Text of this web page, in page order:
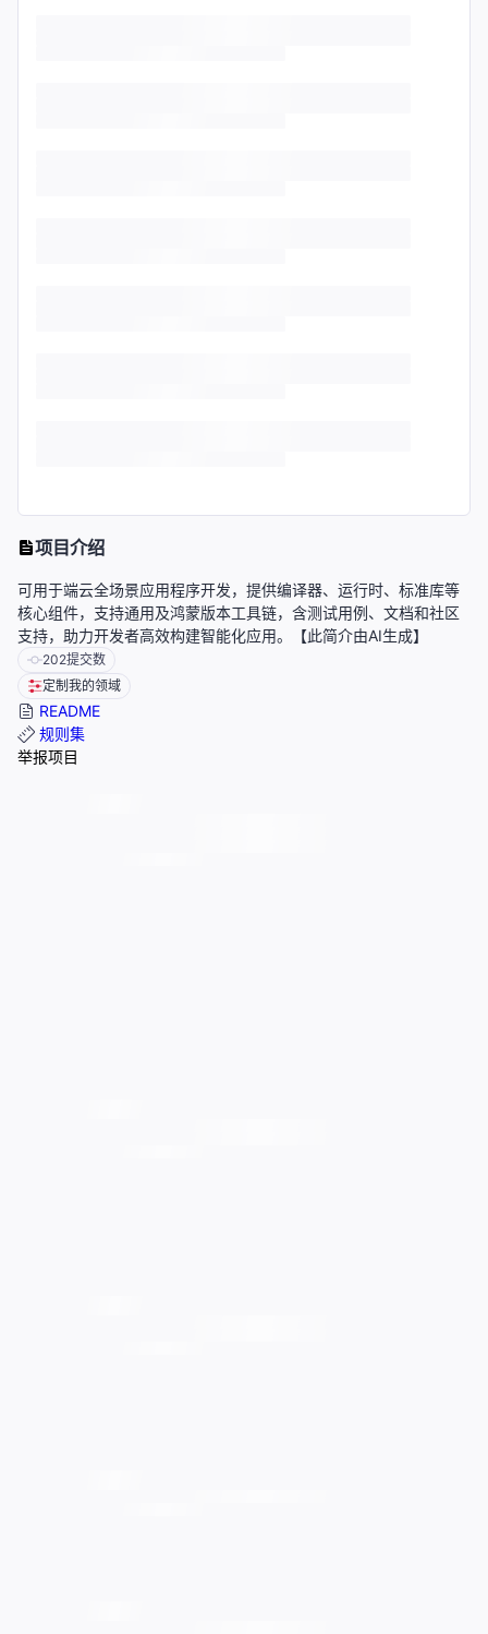
项目介绍
可用于端云全场景应用程序开发，提供编译器、运行时、标准库等
核心组件，支持通用及鸿蒙版本工具链，含测试用例、文档和社区
支持，助力开发者高效构建智能化应用。【此简介由AI生成】
202提交数
定制我的领域
README
规则集
举报项目